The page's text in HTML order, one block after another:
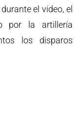
el vídeo, el
por la artillería
los disparos